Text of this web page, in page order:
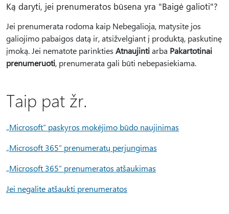
Ką daryti, jei prenumeratos būsena yra "Baigė galioti"?
Jei prenumerata rodoma kaip Nebegalioja, matysite jos
galiojimo pabaigos datą ir, atsižvelgiant į produktą, paskutinę
įmoką. Jei nematote parinkties Atnaujintiarba Pakartotinai
prenumeruoti, prenumerata gali būti nebepasiekiama.
Taip pat žr.
„Microsoft“ paskyros mokėjimo būdo naujinimas
„Microsoft 365“ prenumeratų perjungimas
„Microsoft 365“ prenumeratos atšaukimas
Jei negalite atšaukti prenumeratos